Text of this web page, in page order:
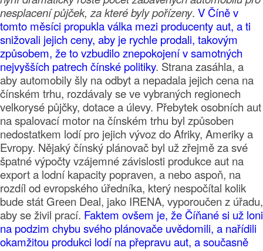
nesplacení půjček, za které byly pořízeny. V Číně v
tomto měsíci propukla válka mezi producenty aut, a ti
snižovali jejich ceny, aby je rychle prodali, takovým
způsobem, že to vzbudilo znepokojení v samotných
nejvyšších patrech čínské politiky. Strana zasáhla, a
aby automobily šly na odbyt a nepadala jejich cena na
čínském trhu, rozdávaly se ve vybraných regionech
velkorysé půjčky, dotace a úlevy. Přebytek osobních aut
na spalovací motor na čínském trhu byl způsoben
nedostatkem lodí pro jejich vývoz do Afriky, Ameriky a
Evropy. Nějaký čínský plánovač byl už zřejmě za své
špatné výpočty vzájemné závislosti produkce aut na
export a lodní kapacity popraven, a nebo aspoň, na
rozdíl od evropského úředníka, který nespočítal kolik
bude stát Green Deal, jako IRENA, vyporoučen z úřadu,
aby se živil prací. Faktem ovšem je, že Číňané si už loni
na podzim chybu svého plánovače uvědomili, a nařídili
okamžitou produkci lodí na přepravu aut, a současně